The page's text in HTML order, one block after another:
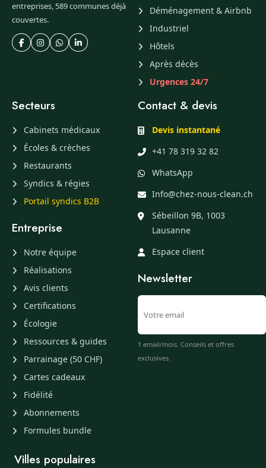
entreprises, 589 communes déjà
couvertes.
Déménagement & Airbnb
Industriel
Hôtels
Après décès
Urgences 24/7
Secteurs
Cabinets médicaux
Écoles & crèches
Restaurants
Syndics & régies
Portail syndics B2B
Entreprise
Notre équipe
Réalisations
Avis clients
Certifications
Écologie
Ressources & guides
Parrainage (50 CHF)
Cartes cadeaux
Fidélité
Abonnements
Formules bundle
Contact & devis
Devis instantané
+41 78 319 32 82
WhatsApp
Info@chez-nous-clean.ch
Sébeillon 9B, 1003
Lausanne
Espace client
Newsletter
1 email/mois. Conseils et offres
exclusives.
Villes populaires